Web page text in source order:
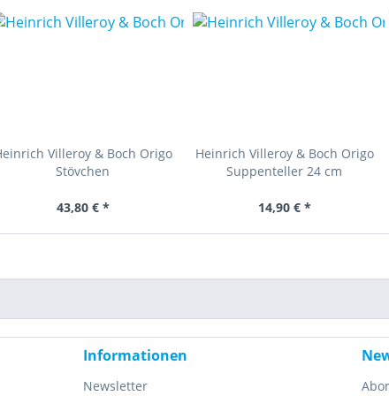
Villeroy & Boch Origo
Stövchen
43,80 € *
Heinrich Villeroy & Boch Origo
Suppenteller 24 cm
14,90 € *
Informationen
Newsletter